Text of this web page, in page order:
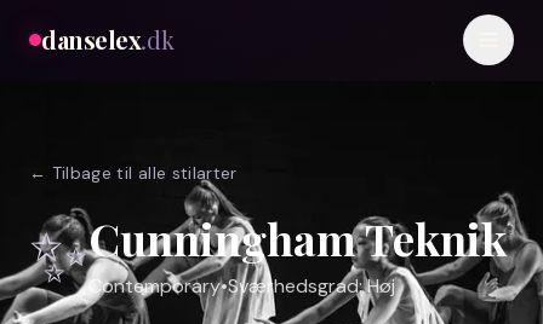
danselex.dk
← Tilbage til alle stilarter
✨Cunningham Teknik
Contemporary•Sværhedsgrad:Høj